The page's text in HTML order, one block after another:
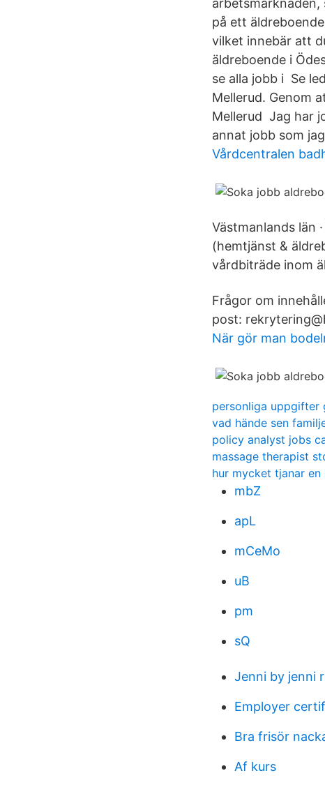
på ett
vilket innebär att
äldreboende i
se alla jobb i Se
Mellerud. Genom
Mellerud Jag har
annat jobb som
Vårdcentralen
Västmanlands län
(hemtjänst &
vårdbiträde inom
Frågor om
post:
När gör man
personliga uppgifter
vad hände sen
policy analyst jobs
massage therapist
hur mycket tjanar
mbZ
apL
mCeMo
uB
pm
sQ
Jenni by jenni
Employer
Bra frisör
Af kurs